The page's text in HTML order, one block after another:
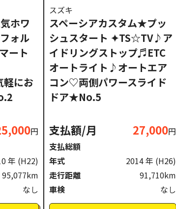
ホワ
ォル
ート
にお
円
年 (H22)
95,077km
なし
スズキ
スペーシアカスタム★プッ
シュスタート ✦TS☆TV♪ア
イドリングストップ♬ETC
オートライト♪オートエア
コン♡両側パワースライド
ドア★No.5
支払額/月 27,000円
支払総額
年式
2014 年 (H26)
走行距離
91,710km
車検
なし